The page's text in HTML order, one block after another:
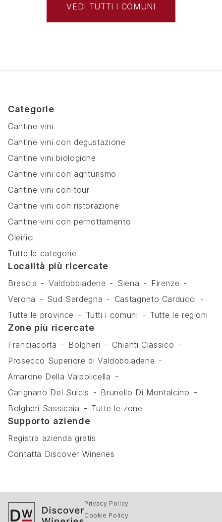
VEDI TUTTI I COMUNI
Categorie
Cantine vini
Cantine vini con degustazione
Cantine vini biologiche
Cantine vini con agriturismo
Cantine vini con tour
Cantine vini con ristorazione
Cantine vini con pernottamento
Oleifici
Tutte le categorie
Località più ricercate
Brescia Valdobbiadene Siena
Firenze
Verona
Sud Sardegna
Castagneto Carducci
Tutte le province
Tutti i comuni Tutte le regioni
Zone più ricercate
Franciacorta Bolgheri
Chianti Classico
Prosecco Superiore di Valdobbiadene
Amarone Della Valpolicella
Carignano Del Sulcis
Brunello Di Montalcino
Bolgheri Sassicaia
Tutte le zone
Supporto aziende
Registra azienda gratis
Contatta Discover Wineries
Privacy Policy
Cookie Policy